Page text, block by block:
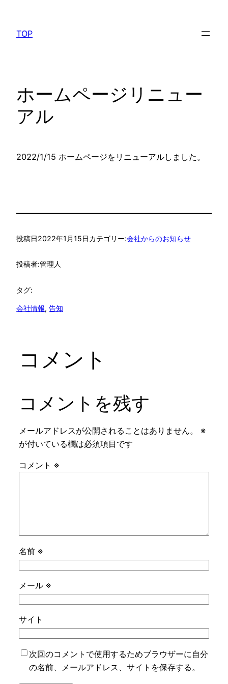
TOP
ホームページリニュー
アル
2022/1/15 ホームページをリニューアルしました。
投稿日2022年1月15日カテゴリー:会社からのお知らせ
投稿者:管理人
タグ:
会社情報, 告知
コメント
コメントを残す
メールアドレスが公開されることはありません。
※
が付いている欄は必須項目です
コメント ※
名前 ※
メール ※
サイト
次回のコメントで使用するためブラウザーに自分
の名前、メールアドレス、サイトを保存する。